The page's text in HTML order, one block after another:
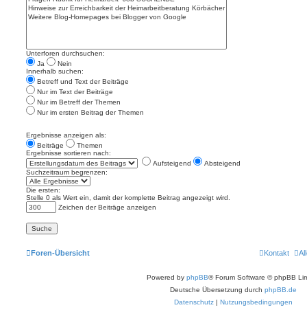
Unterforen durchsuchen:
Ja
Nein
Innerhalb suchen:
Betreff und Text der Beiträge
Nur im Text der Beiträge
Nur im Betreff der Themen
Nur im ersten Beitrag der Themen
Ergebnisse anzeigen als:
Beiträge
Themen
Ergebnisse sortieren nach:
Aufsteigend
Absteigend
Suchzeitraum begrenzen:
Die ersten:
Stelle 0 als Wert ein, damit der komplette Beitrag angezeigt wird.
Zeichen der Beiträge anzeigen
Foren-Übersicht Kontakt
Powered by phpBB® Forum Software © phpBB
Deutsche Übersetzung durch phpBB.de
Datenschutz | Nutzungsbedingungen